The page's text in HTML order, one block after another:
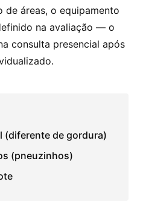
de áreas, o equipamento
na avaliação — o
consulta presencial após
(diferente de gordura)
(pneuzinhos)